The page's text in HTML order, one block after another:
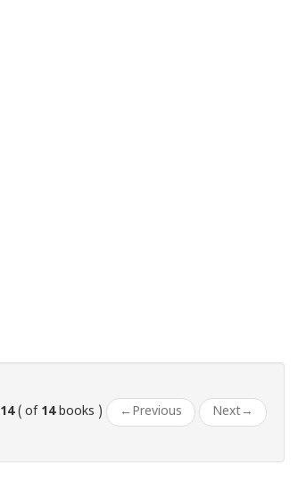
14( of 14books ) ← Previous Next→